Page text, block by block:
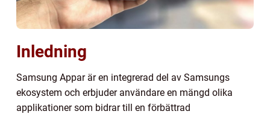
Inledning
Samsung Appar är en integrerad del av Samsungs
ekosystem och erbjuder användare en mängd olika
applikationer som bidrar till en förbättrad